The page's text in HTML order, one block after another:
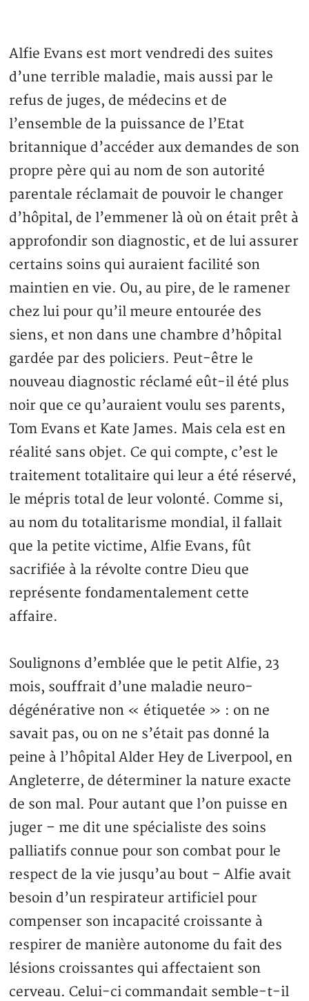
Alfie Evans est mort vendredi des suites
d’une terrible maladie, mais aussi par le
refus de juges, de médecins et de
l’ensemble de la puissance de l’Etat
britannique d’accéder aux demandes de son
propre père qui au nom de son autorité
parentale réclamait de pouvoir le changer
d’hôpital, de l’emmener là où on était prêt à
approfondir son diagnostic, et de lui assurer
certains soins qui auraient facilité son
maintien en vie. Ou, au pire, de le ramener
chez lui pour qu’il meure entourée des
siens, et non dans une chambre d’hôpital
gardée par des policiers. Peut-être le
nouveau diagnostic réclamé eût-il été plus
noir que ce qu’auraient voulu ses parents,
Tom Evans et Kate James. Mais cela est en
réalité sans objet. Ce qui compte, c’est le
traitement totalitaire qui leur a été réservé,
le mépris total de leur volonté. Comme si,
au nom du totalitarisme mondial, il fallait
que la petite victime, Alfie Evans, fût
sacrifiée à la révolte contre Dieu que
représente fondamentalement cette
affaire.
Soulignons d’emblée que le petit Alfie, 23
mois, souffrait d’une maladie neuro-
dégénérative non « étiquetée » : on ne
savait pas, ou on ne s’était pas donné la
peine à l’hôpital Alder Hey de Liverpool, en
Angleterre, de déterminer la nature exacte
de son mal. Pour autant que l’on puisse en
juger – me dit une spécialiste des soins
palliatifs connue pour son combat pour le
respect de la vie jusqu’au bout – Alfie avait
besoin d’un respirateur artificiel pour
compenser son incapacité croissante à
respirer de manière autonome du fait des
lésions croissantes qui affectaient son
cerveau. Celui-ci commandait semble-t-il